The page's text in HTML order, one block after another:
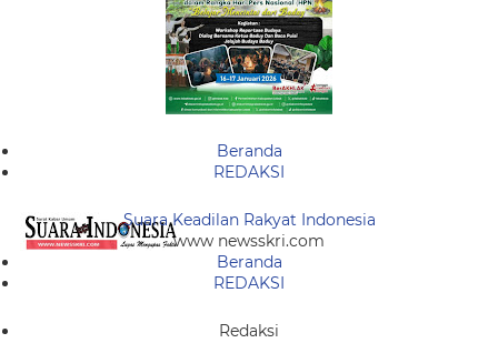
Beranda
REDAKSI
Suara Keadilan Rakyat Indonesia
www newsskri.com
Beranda
REDAKSI
Redaksi